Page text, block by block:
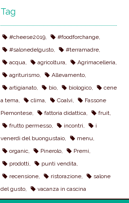
Tag
#cheese2019
#foodforchange
#salonedelgusto
#terramadre
acqua
agricoltura
Agrimacelleria
agriturismo
Allevamento
artigianato
bio biologico
cene
a tema
clima Coalvi
Fassone
Piemontese
fattoria didattica
fruit
frutto permesso
incontri
i
venerdì del buongustaio
menu
organic
Pinerolo
Premi
prodotti
punti vendita
recensione
ristorazione
salone
del gusto
vacanza in cascina